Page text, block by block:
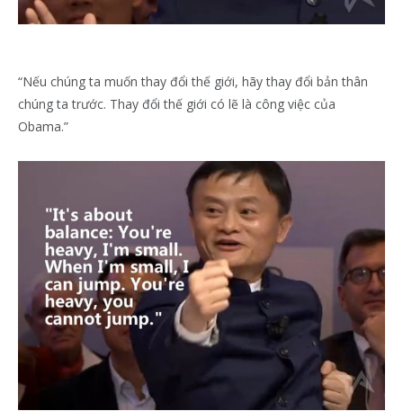
“Nếu chúng ta muốn thay đổi thế giới, hãy thay đổi bản thân
chúng ta trước. Thay đổi thế giới có lẽ là công việc của
Obama.”